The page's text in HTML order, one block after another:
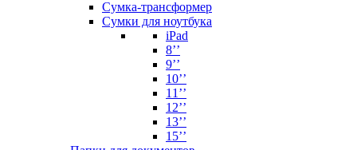
Сумка-трансформер
Сумки для ноутбука
iPad
8’’
9’’
10’’
11’’
12’’
13’’
15’’